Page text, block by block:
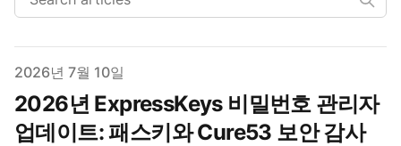
Published on
2026년 7월 10일
2026년 ExpressKeys 비밀번호 관리자
업데이트: 패스키와 Cure53 보안 감사